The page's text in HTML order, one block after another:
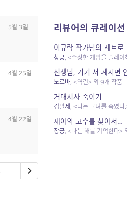
5월 3일
4월 25일
4월 22일
리뷰어의 큐레이션
창궁, <수상한 게임을 플레이하고 있어> 외 3
노르바, <역린> 외 9개 작품
거대서사 죽이기
김밀세, <나는 그녀를 죽였다.> 외 1
재야의 고수를 찾아서…
창궁, <나는 해를 기억한다> 외 4